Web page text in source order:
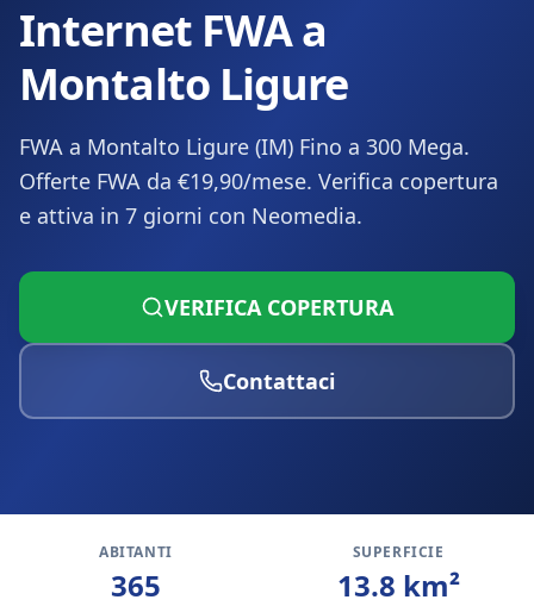
Internet FWA a
Montalto Ligure
FWA a Montalto Ligure (IM) Fino a 300 Mega.
Offerte FWA da €19,90/mese. Verifica copertura
e attiva in 7 giorni con Neomedia.
VERIFICA COPERTURA
Contattaci
ABITANTI
365
SUPERFICIE
13.8 km²